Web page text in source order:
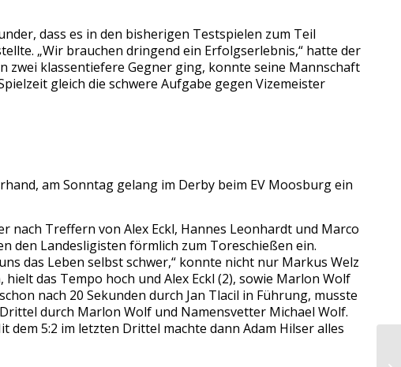
dass es in den bisherigen Testspielen zum Teil
„Wir brauchen dringend ein Erfolgserlebnis,“ hatte der
zwei klassentiefere Gegner ging, konnte seine Mannschaft
gleich die schwere Aufgabe gegen Vizemeister
am Sonntag gelang im Derby beim EV Moosburg ein
Treffern von Alex Eckl, Hannes Leonhardt und Marco
den Landesligisten förmlich zum Toreschießen ein.
das Leben selbst schwer,“ konnte nicht nur Markus Welz
das Tempo hoch und Alex Eckl (2), sowie Marlon Wolf
nach 20 Sekunden durch Jan Tlacil in Führung, musste
durch Marlon Wolf und Namensvetter Michael Wolf.
5:2 im letzten Drittel machte dann Adam Hilser alles